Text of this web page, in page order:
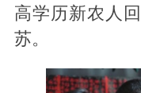
高学历新农人
苏。